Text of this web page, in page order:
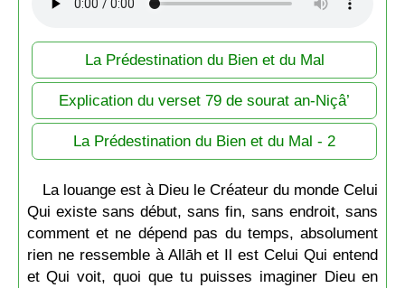
La Prédestination du Bien et du Mal
Explication du verset 79 de sourat an-Niçâ’
La Prédestination du Bien et du Mal - 2
La louange est à Dieu le Créateur du monde Celui
Qui existe sans début, sans fin, sans endroit, sans
comment et ne dépend pas du temps, absolument
rien ne ressemble à Allāh et Il est Celui Qui entend
et Qui voit, quoi que tu puisses imaginer Dieu en